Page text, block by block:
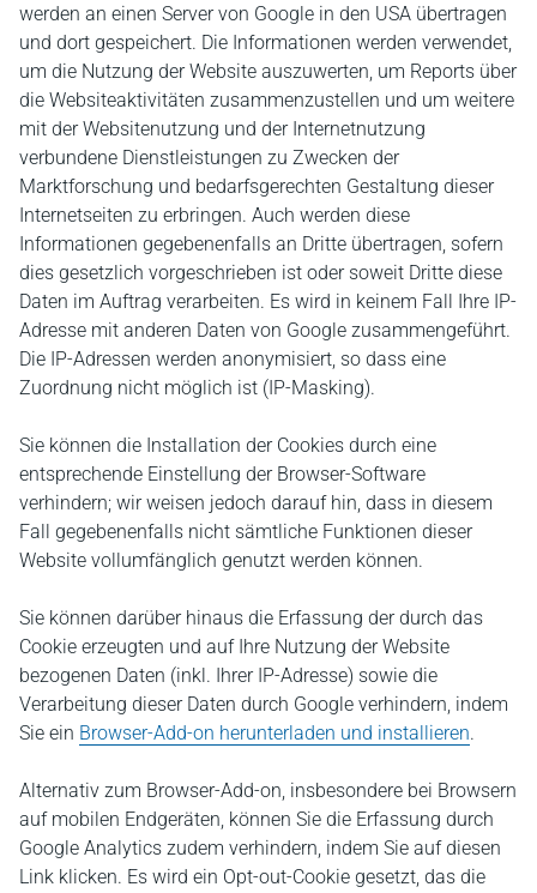
werden an einen Server von Google in den USA übertragen
und dort gespeichert. Die Informationen werden verwendet,
um die Nutzung der Website auszuwerten, um Reports über
die Websiteaktivitäten zusammenzustellen und um weitere
mit der Websitenutzung und der Internetnutzung
verbundene Dienstleistungen zu Zwecken der
Marktforschung und bedarfsgerechten Gestaltung dieser
Internetseiten zu erbringen. Auch werden diese
Informationen gegebenenfalls an Dritte übertragen, sofern
dies gesetzlich vorgeschrieben ist oder soweit Dritte diese
Daten im Auftrag verarbeiten. Es wird in keinem Fall Ihre IP-
Adresse mit anderen Daten von Google zusammengeführt.
Die IP-Adressen werden anonymisiert, so dass eine
Zuordnung nicht möglich ist (IP-Masking).
Sie können die Installation der Cookies durch eine
entsprechende Einstellung der Browser-Software
verhindern; wir weisen jedoch darauf hin, dass in diesem
Fall gegebenenfalls nicht sämtliche Funktionen dieser
Website vollumfänglich genutzt werden können.
Sie können darüber hinaus die Erfassung der durch das
Cookie erzeugten und auf Ihre Nutzung der Website
bezogenen Daten (inkl. Ihrer IP-Adresse) sowie die
Verarbeitung dieser Daten durch Google verhindern, indem
Sie ein Browser-Add-on herunterladen und installieren.
Alternativ zum Browser-Add-on, insbesondere bei Browsern
auf mobilen Endgeräten, können Sie die Erfassung durch
Google Analytics zudem verhindern, indem Sie auf diesen
Link klicken. Es wird ein Opt-out-Cookie gesetzt, das die